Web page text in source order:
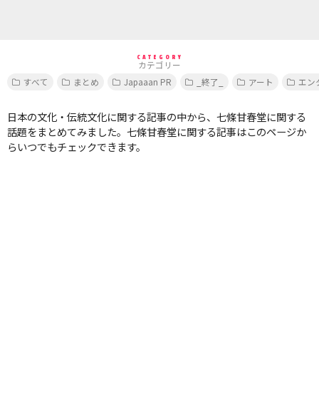
CATEGORY
カテゴリー
すべて
まとめ Japaaan PR _終了_ アート エン
日本の文化・伝統文化に関する記事の中から、七條甘春堂に関する
話題をまとめてみました。七條甘春堂に関する記事はこのページか
らいつでもチェックできます。